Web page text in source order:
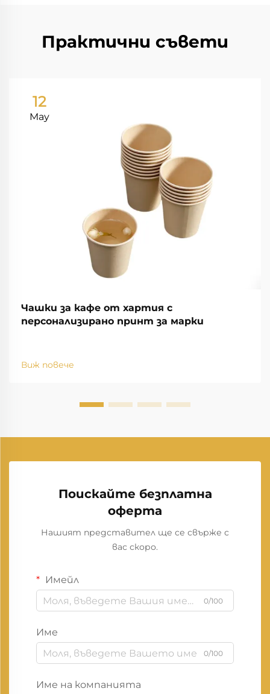
Практични съвети
12
May
Чашки за кафе от хартия с
персонализирано принт за марки
Виж повече
Поискайте безплатна
оферта
Нашият представител ще се свърже с
вас скоро.
Имейл
0/100
Име
0/100
Име на компанията